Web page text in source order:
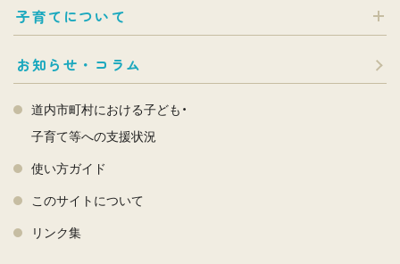
子育てについて
お知らせ・コラム
道内市町村における子ども・
子育て等への支援状況
使い方ガイド
このサイトについて
リンク集